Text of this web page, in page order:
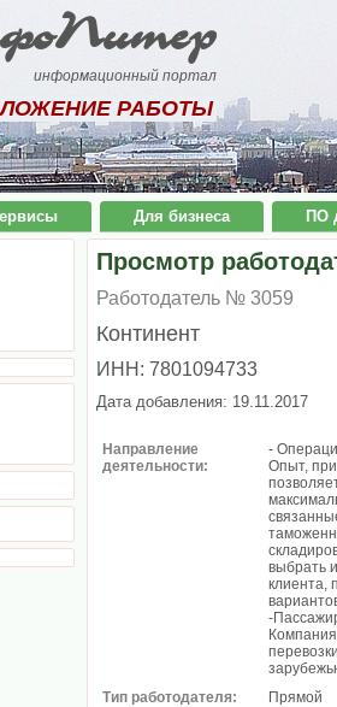
информационный портал
РАБОТЫ
Для бизнеса ПО
Просмотр
Работодатель № 3059
Континент
ИНН: 7801094733
Дата добавления: 19.11.2017
Направление
деятельности:
-
Опыт,
выбрать
клиента,
-
Тип работодателя:
Прямой